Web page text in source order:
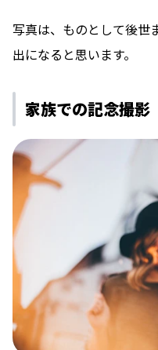
写真は、ものとして後世
出になると思います。
家族での記念撮影